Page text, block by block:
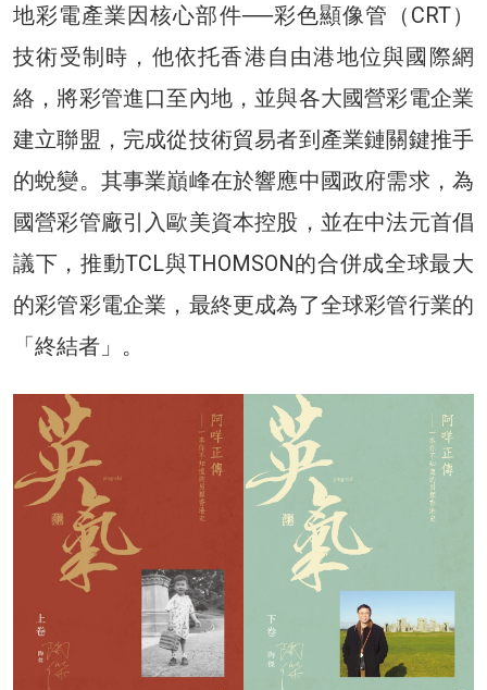
地彩電產業因核心部件──彩色顯像管（CRT）
技術受制時，他依托香港自由港地位與國際網
絡，將彩管進口至內地，並與各大國營彩電企業
建立聯盟，完成從技術貿易者到產業鏈關鍵推手
的蛻變。其事業巔峰在於響應中國政府需求，為
國營彩管廠引入歐美資本控股，並在中法元首倡
議下，推動TCL與THOMSON的合併成全球最大
的彩管彩電企業，最終更成為了全球彩管行業的
「終結者」。